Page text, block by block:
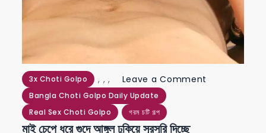
3x Choti Golpo ,
Bangla Choti Golpo Daily Update
,
Real Sex Choti Golpo
,
গরম চটি গল্প
Leave a Comment
মাই চেপে ধরে গুদে আঙ্গুল ঢুকিয়ে সুরসুরি দিচ্ছে